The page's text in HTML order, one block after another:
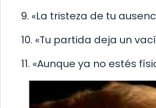
9. «La tristeza de tu
10. «Tu partida deja un
11. «Aunque ya no estés